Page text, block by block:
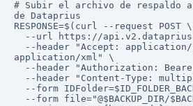
# Subir el archivo de respaldo
de Dataprius
RESPONSE=$(curl --request POST \
application/xml" \